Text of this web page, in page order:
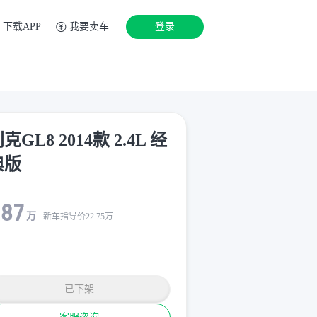
下载APP 我要卖车 登录
克GL8 2014款 2.4L 经
版
万 新车指导价22.75万
已下架